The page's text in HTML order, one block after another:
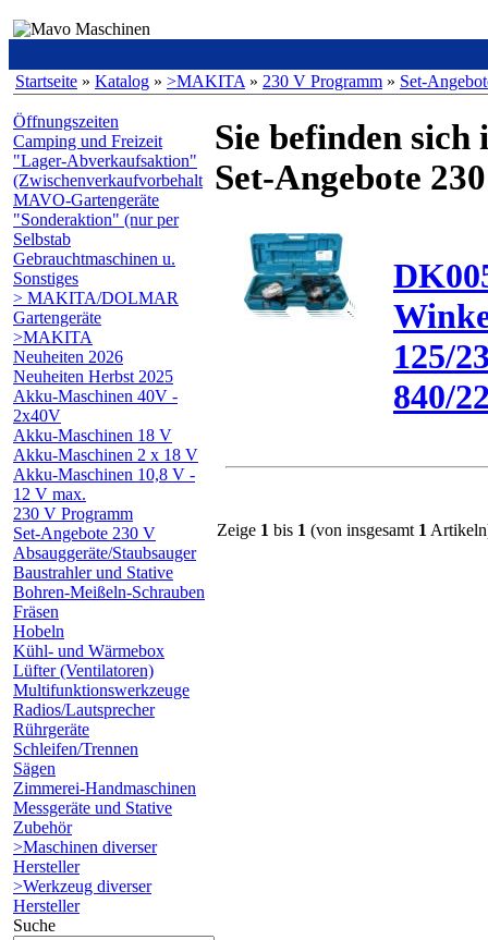
Startseite » Katalog » >MAKITA » 230 V Programm » Set-
Öffnungszeiten
Camping und Freizeit
"Lager-Abverkaufsaktion"
(Zwischenverkaufvorbehalt
MAVO-Gartengeräte
"Sonderaktion" (nur per
Selbstab
Gebrauchtmaschinen u.
Sonstiges
> MAKITA/DOLMAR
Gartengeräte
>MAKITA
Neuheiten 2026
Neuheiten Herbst 2025
Akku-Maschinen 40V -
2x40V
Akku-Maschinen 18 V
Akku-Maschinen 2 x 18 V
Akku-Maschinen 10,8 V -
12 V max.
230 V Programm
Set-Angebote 230 V
Absauggeräte/Staubsauger
Baustrahler und Stative
Bohren-Meißeln-Schrauben
Fräsen
Hobeln
Kühl- und Wärmebox
Lüfter (Ventilatoren)
Multifunktionswerkzeuge
Radios/Lautsprecher
Rührgeräte
Schleifen/Trennen
Sägen
Zimmerei-Handmaschinen
Messgeräte und Stative
Zubehör
>Maschinen diverser
Hersteller
>Werkzeug diverser
Hersteller
Suche
Sie befinden
Set-Angebote
125/
840/
Zeige 1 bis 1 (von insgesamt 1